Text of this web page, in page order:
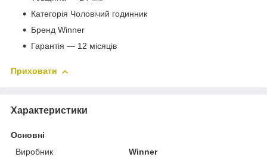
Категорія Чоловічий годинник
Бренд Winner
Гарантія — 12 місяців
Приховати
Характеристики
Основні
Виробник
Winner